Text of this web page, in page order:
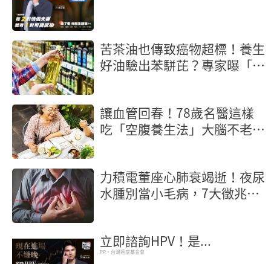
苦茶油也傳致癌物超標！養生
好油驗出苯駢芘？專家曝「製
讓血管回春！78歲名醫這樣
吃「空腹養生法」大腦不老又
力積電董座心肺衰竭逝！夜尿
水腫別當小毛病，7大徵兆是
立即諮詢HPV！是...
PR・台灣癌症基金會